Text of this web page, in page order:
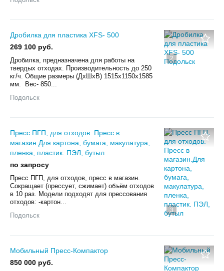
2
Дробилка для пластика XFS- 500
269 100 руб.
Дробилка, предназначена для работы на
твердых отходах. Производительность до 250
кг/ч. Общие размеры (ДхШхВ) 1515х1150х1585
мм. Вес- 850...
Подольск
3
Пресс ПГП, для отходов. Пресс в
магазин.Для картона, бумага, макулатура,
пленка, пластик. ПЭЛ, бутыл
по запросу
Пресс ПГП, для отходов, пресс в магазин.
Сокращает (прессует, сжимает) объём отходов
в 10 раз. Модели подходят для прессования
отходов: -картон...
Подольск
Мобильный Пpecc-Кoмпaктop
850 000 руб.